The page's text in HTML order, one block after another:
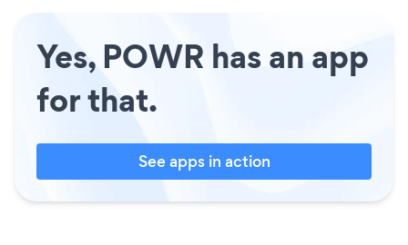
Yes, POWR has an app
for that.
See apps in action